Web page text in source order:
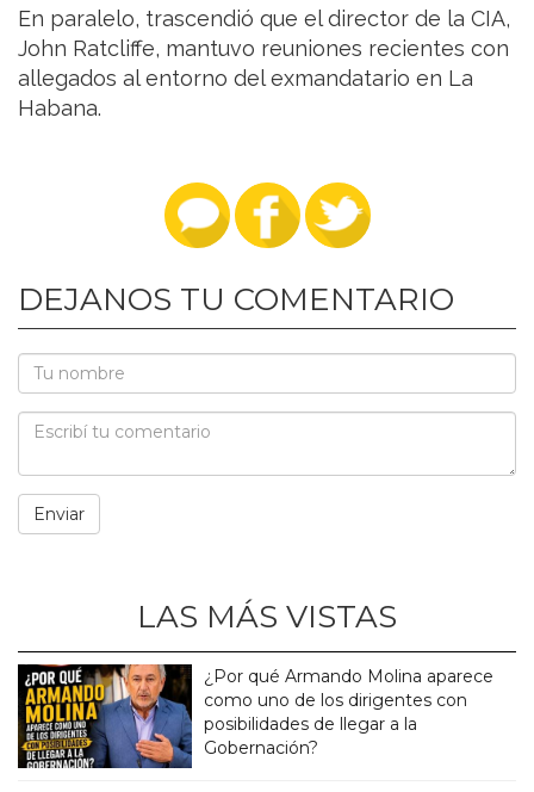
En paralelo, trascendió que el director de la CIA,
John Ratcliffe, mantuvo reuniones recientes con
allegados al entorno del exmandatario en La
Habana.
DEJANOS TU COMENTARIO
LAS MÁS VISTAS
¿Por qué Armando Molina aparece
como uno de los dirigentes con
posibilidades de llegar a la
Gobernación?